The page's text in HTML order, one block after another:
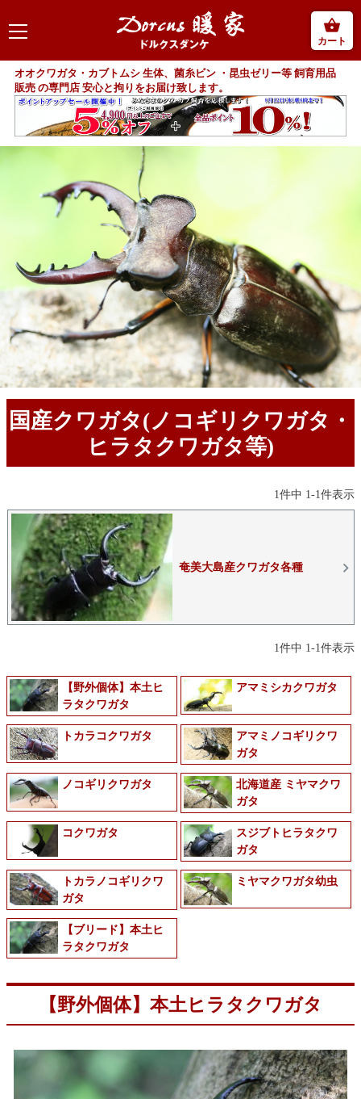
カート
オオクワガタ・カブトムシ 生体、菌糸ビン ・昆虫ゼリー等 飼育用品
販売 の専門店 安心と拘りをお届け致します。
国産クワガタ(ノコギリクワガタ・
ヒラタクワガタ等)
1件中 1-1件表示
奄美大島産クワガタ各種
1件中 1-1件表示
【野外個体】本土ヒ
ラタクワガタ
アマミシカクワガタ
トカラコクワガタ
アマミノコギリクワ
ガタ
ノコギリクワガタ
北海道産 ミヤマクワ
ガタ
コクワガタ
スジブトヒラタクワ
ガタ
トカラノコギリクワ
ガタ
ミヤマクワガタ幼虫
【ブリード】本土ヒ
ラタクワガタ
【野外個体】本土ヒラタクワガタ